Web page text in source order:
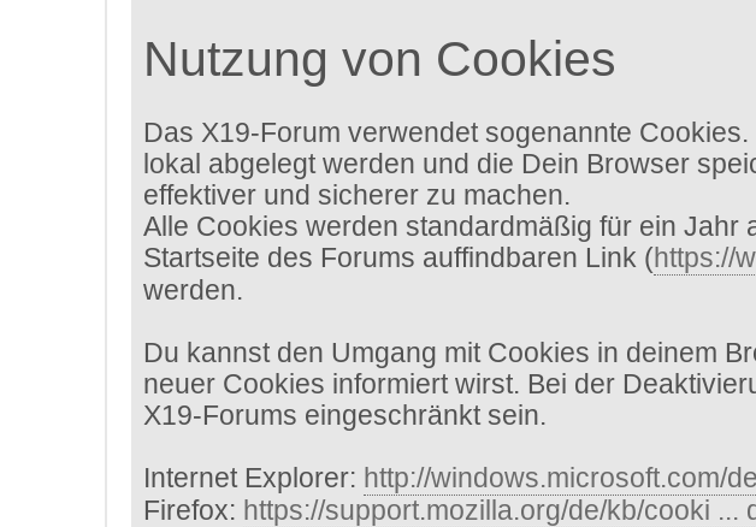
Nutzung von Cookies
Das X19-Forum verwendet sogenannte
lokal abgelegt werden und die Dein Browser
effektiver und sicherer zu machen.
Alle Cookies werden standardmäßig für ein
Startseite des Forums auffindbaren Link (https://
werden.
Du kannst den Umgang mit Cookies in deinem
neuer Cookies informiert wirst. Bei der
X19-Forums eingeschränkt sein.
Internet Explorer: http://windows.microsoft.com/
Firefox: https://support.mozilla.org/de/kb/cooki ...